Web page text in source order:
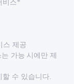
비스*
스 제공
가능 시에만 제
할 수 있습니다.